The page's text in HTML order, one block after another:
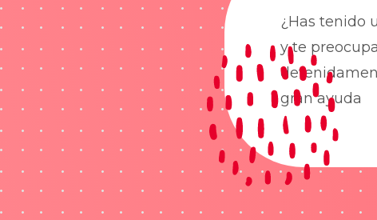
¿Has tenido
y te
gran ayuda